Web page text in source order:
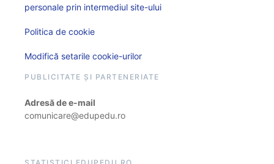
personale prin intermediul site-ului
Politica de cookie
Modifică setarile cookie-urilor
PUBLICITATE ȘI PARTENERIATE
Adresă de e-mail
comunicare@edupedu.ro